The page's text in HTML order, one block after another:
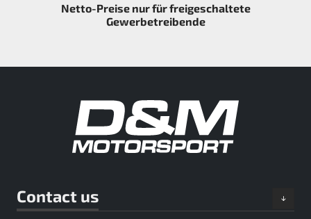
Netto-Preise nur für freigeschaltete
Gewerbetreibende
Contact us